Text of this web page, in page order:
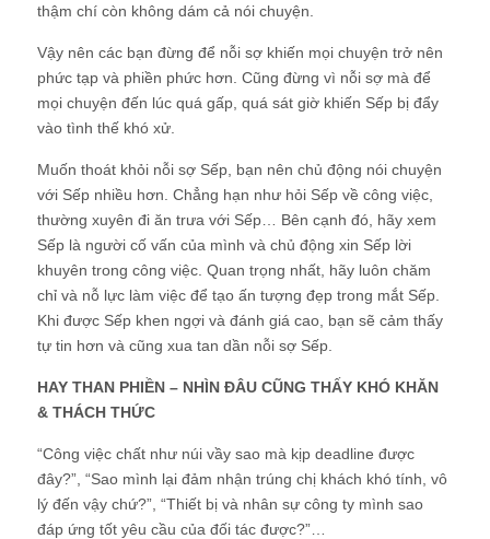
thậm chí còn không dám cả nói chuyện.
Vậy nên các bạn đừng để nỗi sợ khiến mọi chuyện trở nên
phức tạp và phiền phức hơn. Cũng đừng vì nỗi sợ mà để
mọi chuyện đến lúc quá gấp, quá sát giờ khiến Sếp bị đẩy
vào tình thế khó xử.
Muốn thoát khỏi nỗi sợ Sếp, bạn nên chủ động nói chuyện
với Sếp nhiều hơn. Chẳng hạn như hỏi Sếp về công việc,
thường xuyên đi ăn trưa với Sếp… Bên cạnh đó, hãy xem
Sếp là người cố vấn của mình và chủ động xin Sếp lời
khuyên trong công việc. Quan trọng nhất, hãy luôn chăm
chỉ và nỗ lực làm việc để tạo ấn tượng đẹp trong mắt Sếp.
Khi được Sếp khen ngợi và đánh giá cao, bạn sẽ cảm thấy
tự tin hơn và cũng xua tan dần nỗi sợ Sếp.
HAY THAN PHIỀN – NHÌN ĐÂU CŨNG THẤY KHÓ KHĂN
& THÁCH THỨC
“Công việc chất như núi vầy sao mà kịp deadline được
đây?”, “Sao mình lại đảm nhận trúng chị khách khó tính, vô
lý đến vậy chứ?”, “Thiết bị và nhân sự công ty mình sao
đáp ứng tốt yêu cầu của đối tác được?”…